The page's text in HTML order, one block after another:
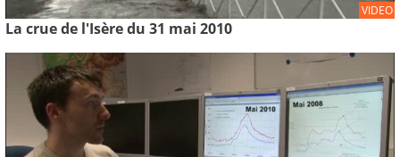
VIDEO
La crue de l'Isère du 31 mai 2010